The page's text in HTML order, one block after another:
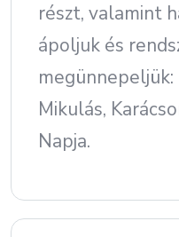
részt, valamint
ápoljuk és
Mikulás,
Napja.